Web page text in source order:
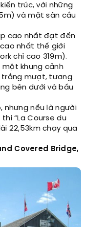
trúc, với những
và mặt sàn cầu
cao nhất đạt đến
nhất thế giới
chỉ cao 319m).
một khung cảnh
trắng mượt, tương
bên dưới và bầu
nhưng nếu là người
“La Course du
22,53km chạy qua
Covered Bridge,